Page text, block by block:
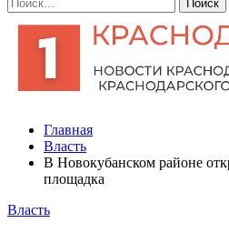
Главная
Власть
В Новокубанском районе
площадка
Власть